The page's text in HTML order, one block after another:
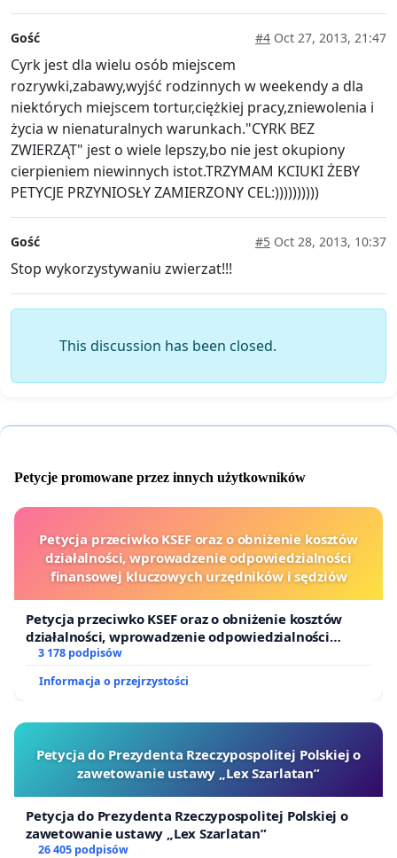
Gość #4 Oct 27, 2013, 21:47
Cyrk jest dla wielu osób miejscem
rozrywki,zabawy,wyjść rodzinnych w weekendy a dla
niektórych miejscem tortur,ciężkiej pracy,zniewolenia i
życia w nienaturalnych warunkach."CYRK BEZ
ZWIERZĄT" jest o wiele lepszy,bo nie jest okupiony
cierpieniem niewinnych istot.TRZYMAM KCIUKI ŻEBY
PETYCJE PRZYNIOSŁY ZAMIERZONY CEL:))))))))))
Gość #5 Oct 28, 2013, 10:37
Stop wykorzystywaniu zwierzat!!!
This discussion has been closed.
Petycje promowane przez innych użytkowników
Petycja przeciwko KSEF oraz o obniżenie kosztów
działalności, wprowadzenie odpowiedzialności
finansowej kluczowych urzędników i sędziów
Petycja przeciwko KSEF oraz o obniżenie kosztów
działalności, wprowadzenie odpowiedzialności
finansowej kluczowych urzędników i sędziów
3 178 podpisów
Informacja o przejrzystości
Petycja do Prezydenta Rzeczypospolitej Polskiej o
zawetowanie ustawy „Lex Szarlatan”
Petycja do Prezydenta Rzeczypospolitej Polskiej o
zawetowanie ustawy „Lex Szarlatan”
26 405 podpisów